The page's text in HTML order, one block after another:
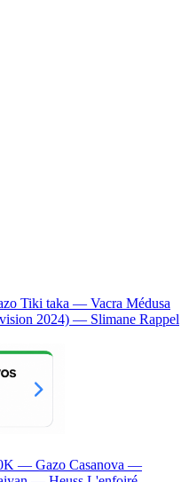
Tiki taka — Vacra Médusa
2024) — Slimane Rappel
— Gazo Casanova —